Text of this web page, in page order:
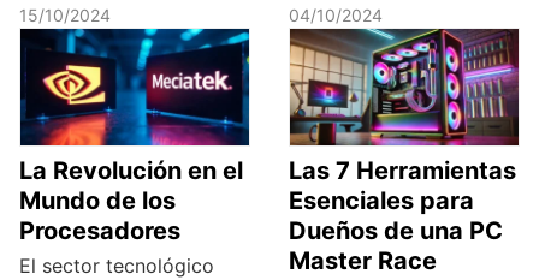
15/10/2024
La Revolución en el
Mundo de los
Procesadores
El sector tecnológico
04/10/2024
Las 7 Herramientas
Esenciales para
Dueños de una PC
Master Race